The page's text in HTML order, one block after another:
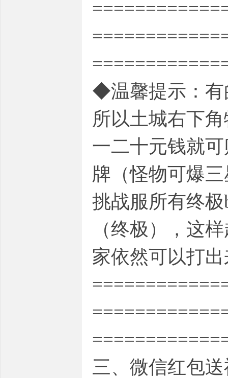
◆温馨提示：有
所以土城右下
一二十元钱就
牌（怪物可爆
挑战服所有终
（终极），这
家依然可以打
三、微信红包